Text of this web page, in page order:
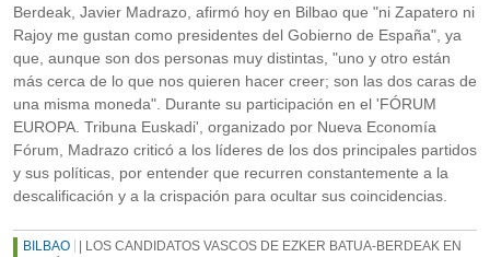
Berdeak, Javier Madrazo, afirmó hoy en Bilbao que "ni Zapatero ni
Rajoy me gustan como presidentes del Gobierno de España", ya
que, aunque son dos personas muy distintas, "uno y otro están
más cerca de lo que nos quieren hacer creer; son las dos caras de
una misma moneda". Durante su participación en el 'FÓRUM
EUROPA. Tribuna Euskadi', organizado por Nueva Economía
Fórum, Madrazo criticó a los líderes de los dos principales partidos
y sus políticas, por entender que recurren constantemente a la
descalificación y a la crispación para ocultar sus coincidencias.
BILBAO
| LOS CANDIDATOS VASCOS DE EZKER BATUA-BERDEAK EN